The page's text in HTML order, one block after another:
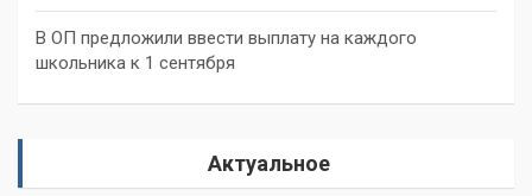
В ОП предложили ввести выплату на каждого
школьника к 1 сентября
Актуальное